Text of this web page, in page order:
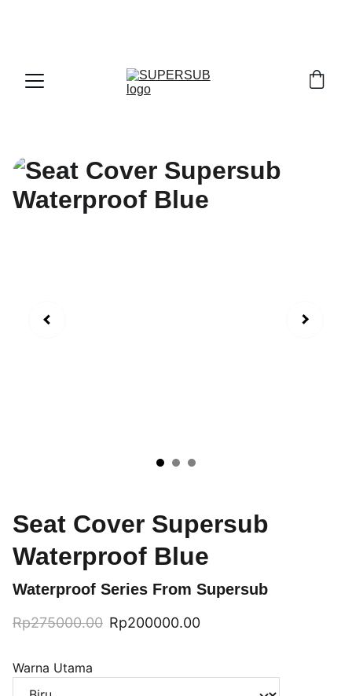
Seat Cover Supersub
Waterproof Blue
Waterproof Series From Supersub
Rp275000.00 Rp200000.00
Warna Utama